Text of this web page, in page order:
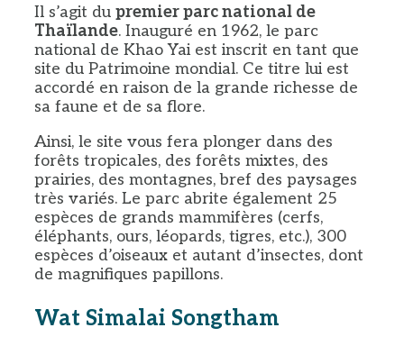
Il s’agit du premier parc national de
Thaïlande. Inauguré en 1962, le parc
national de Khao Yai est inscrit en tant que
site du Patrimoine mondial. Ce titre lui est
accordé en raison de la grande richesse de
sa faune et de sa flore.
Ainsi, le site vous fera plonger dans des
forêts tropicales, des forêts mixtes, des
prairies, des montagnes, bref des paysages
très variés. Le parc abrite également 25
espèces de grands mammifères (cerfs,
éléphants, ours, léopards, tigres, etc.), 300
espèces d’oiseaux et autant d’insectes, dont
de magnifiques papillons.
Wat Simalai Songtham